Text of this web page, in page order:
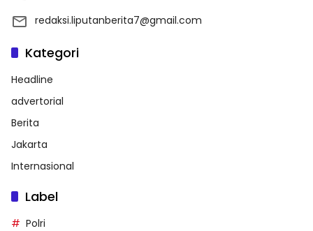
redaksi.liputanberita7@gmail.com
Kategori
Headline
advertorial
Berita
Jakarta
Internasional
Label
Polri